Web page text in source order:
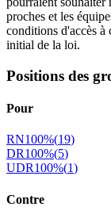
proches et les
conditions d'accès à
initial de la loi.
Positions des
Pour
RN100%(19)
DR100%(5)
UDR100%(1)
Contre